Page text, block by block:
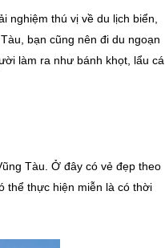
nghiệm thú vị về du lịch biển,
bạn cũng nên đi du ngoạn
làm ra như bánh khọt, lẩu cá
Tàu. Ở đây có vẻ đẹp theo
thể thực hiện miễn là có thời